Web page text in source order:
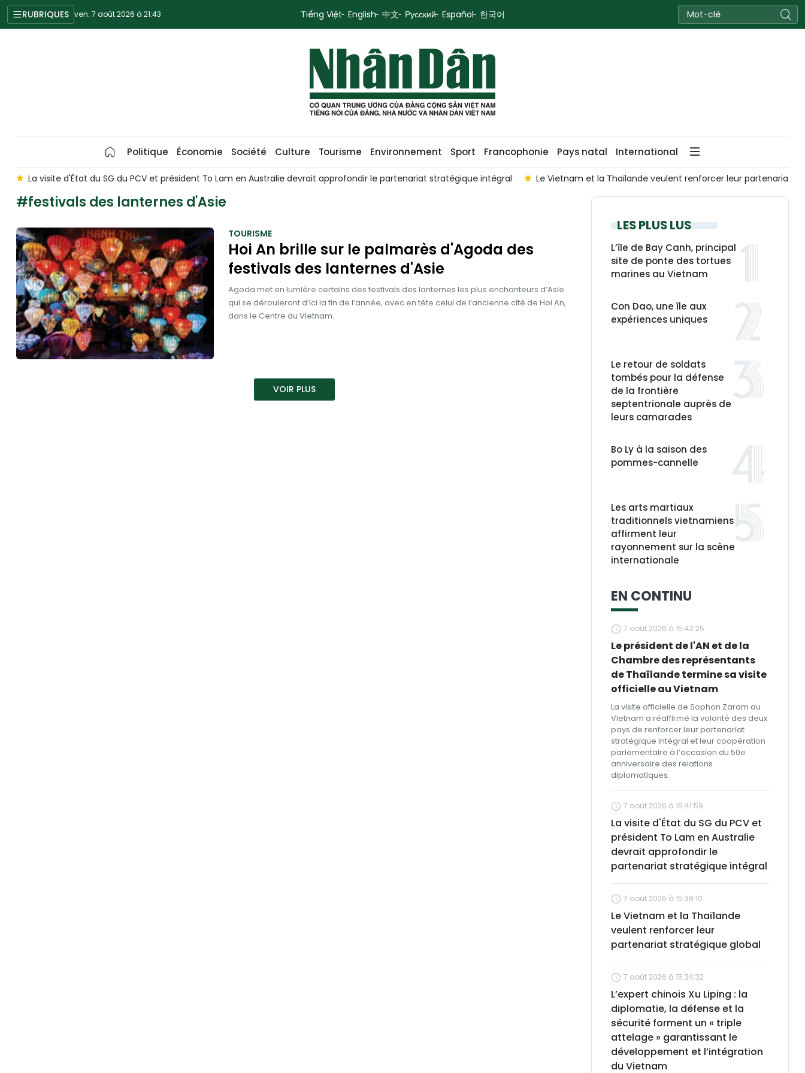
RUBRIQUES ven. 7 août 2026 à 21:43 Tiếng Việt English 中文 Русский Español 한국어
Politique Économie Société Culture Tourisme Environnement Sport Francophonie Pays natal International
du SG du PCV et président To Lam en Australie devrait approfondir le partenariat stratégique intégral Le Vietnam et la Thaïlande veulent renforcer leur partenariat stratégique global
#festivals des lanternes d'Asie
TOURISME
Hoi An brille sur le palmarès d'Agoda des
festivals des lanternes d'Asie
Agoda met en lumière certains des festivals des lanternes les plus enchanteurs d’Asie
qui se dérouleront d’ici la fin de l’année, avec en tête celui de l’ancienne cité de Hoi An,
dans le Centre du Vietnam.
VOIR PLUS
LES PLUS LUS
L’île de Bay Canh, principal
site de ponte des tortues
marines au Vietnam
Con Dao, une île aux
expériences uniques
Le retour de soldats
tombés pour la défense
de la frontière
septentrionale auprès de
leurs camarades
Bo Ly à la saison des
pommes-cannelle
Les arts martiaux
traditionnels vietnamiens
affirment leur
rayonnement sur la scène
internationale
EN CONTINU
7 août 2026 à 15:42:25
Le président de l'AN et de la
Chambre des représentants
de Thaïlande termine sa visite
officielle au Vietnam
La visite officielle de Sophon Zaram au
Vietnam a réaffirmé la volonté des deux
pays de renforcer leur partenariat
stratégique intégral et leur coopération
parlementaire à l’occasion du 50e
anniversaire des relations
diplomatiques.
7 août 2026 à 15:41:59
La visite d'État du SG du PCV et
président To Lam en Australie
devrait approfondir le
partenariat stratégique intégral
7 août 2026 à 15:38:10
Le Vietnam et la Thaïlande
veulent renforcer leur
partenariat stratégique global
7 août 2026 à 15:34:32
L’expert chinois Xu Liping : la
diplomatie, la défense et la
sécurité forment un « triple
attelage » garantissant le
développement et l’intégration
du Vietnam